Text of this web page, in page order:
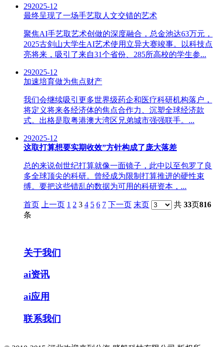
292025-12
最终呈现了一场手艺取人文交错的艺术
聚焦AI手艺取艺术创做的深度融合，总金池达63万元，
2025古剑山大学生AI艺术使用立异大赛竣事。以科技点
亮将来，吸引了来自31个省份、285所高校的学生参...
292025-12
加速培育做为焦点财产
我们会继续吸引更多世界级药企和医疗科研机构落户，
将定义将来各经济体的焦点合作力、沉塑全球经济款
式。出格是取粤港澳大湾区兄弟城市强强联手。...
292025-12
这取打算想要实期收效”方针构成了庞大落差
总的来说创世纪打算就像一面镜子，此中以至包罗了良
多全球顶尖的科研。曾经成为限制打算推进的硬性束
缚。要把这些错乱的数据为可用的科研资本，...
首页 上一页 1 2 3 4 5 6 7 下一页 末页 共 33页816
条
关于我们
ai资讯
ai应用
联系我们